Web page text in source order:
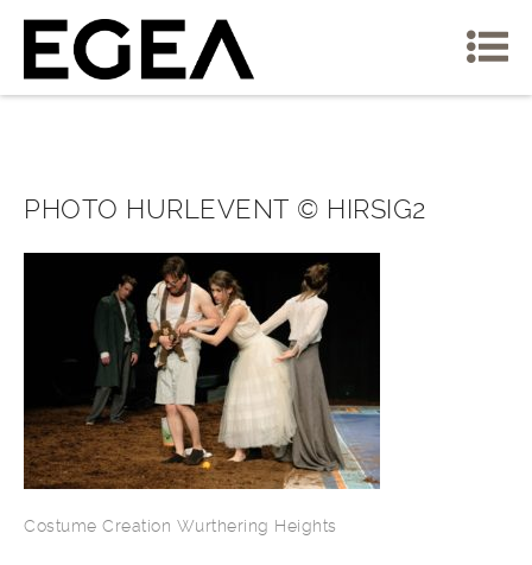
PHOTO HURLEVENT © HIRSIG2
Costume Creation Wurthering Heights